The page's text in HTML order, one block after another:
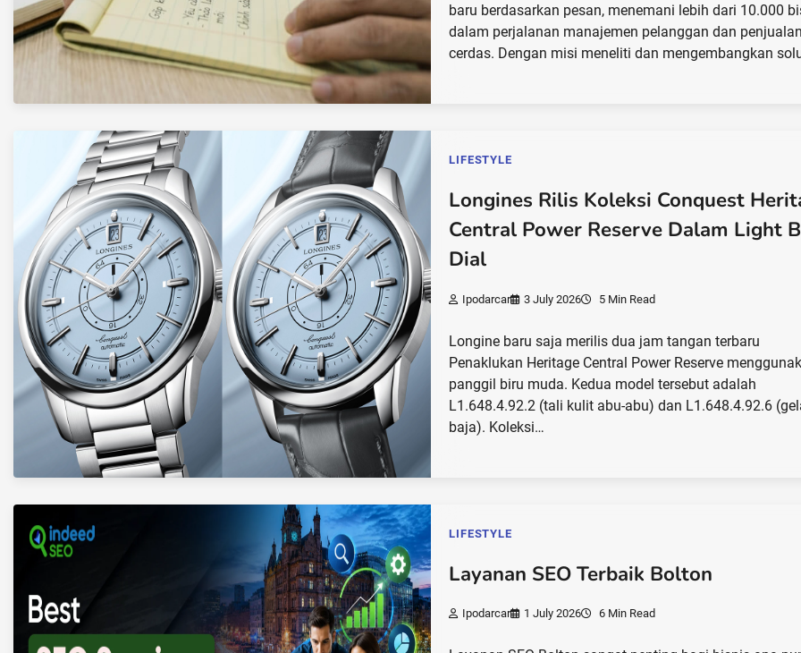
baru berdasarkan pesan, menemani lebih dari 10.000
dalam perjalanan manajemen pelanggan dan penjualan
cerdas. Dengan misi meneliti dan mengembangkan
LIFESTYLE
Longines Rilis Koleksi Conquest
Central Power Reserve Dalam Light
Dial
Ipodarcar 3 July 2026 5 Min Read
Longine baru saja merilis dua jam tangan terbaru
Penaklukan Heritage Central Power Reserve
panggil biru muda. Kedua model tersebut adalah
L1.648.4.92.2 (tali kulit abu-abu) dan L1.648.4.92.6
baja). Koleksi…
LIFESTYLE
Layanan SEO Terbaik Bolton
Ipodarcar 1 July 2026 6 Min Read